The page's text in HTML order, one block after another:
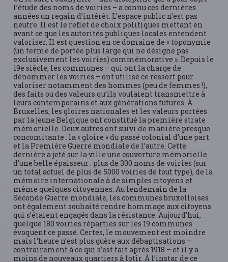
l’étude des noms de voiries – a connu ces dernières
années un regain d’intérêt. L’espace public n’est pas
neutre. Il est le reflet de choix politiques mettant en
avant ce que les autorités publiques locales entendent
valoriser. Il est question en ce domaine de « toponymie
(un terme de portée plus large qui ne désigne pas
exclusivement les voiries) commémorative ». Depuis le
19e siècle, les communes – qui ont la charge de
dénommer les voiries – ont utilisé ce ressort pour
valoriser notamment des hommes (peu de femmes !),
des faits ou des valeurs qu’ils voulaient transmettre à
leurs contemporains et aux générations futures. À
Bruxelles, les gloires nationales et les valeurs portées
par la jeune Belgique ont constitué la première strate
mémorielle. Deux autres ont suivi de manière presque
concomitante : la « gloire » du passé colonial d’une part
et la Première Guerre mondiale de l’autre. Cette
dernière a jeté sur la ville une couverture mémorielle
d’une belle épaisseur : plus de 300 noms de voiries (sur
un total actuel de plus de 5000 voiries de tout type), de la
mémoire internationale à de simples citoyens et
même quelques citoyennes. Au lendemain de la
Seconde Guerre mondiale, les communes bruxelloises
ont également souhaité rendre hommage aux citoyens
qui s’étaient engagés dans la résistance. Aujourd’hui,
quelque 180 voiries réparties sur les 19 communes
évoquent ce passé. Certes, le mouvement est moindre
mais l’heure n’est plus guère aux débaptisations –
contrairement à ce qui s’est fait après 1918 – et il y a
moins de nouveaux quartiers à lotir. À l’instar de ce